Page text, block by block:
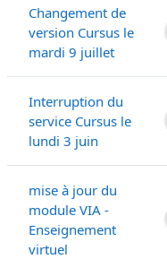
Changement de
version Cursus le
mardi 9 juillet
Interruption du
service Cursus le
lundi 3 juin
mise à jour du
module VIA -
Enseignement
virtuel